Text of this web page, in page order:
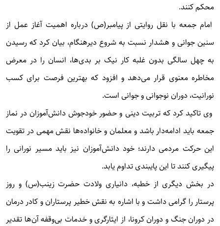
محکم کنند.
امام جمعه با نقل روایتی از پیامبر(ص) درباره اهمیت آغاز عمل از
سنین جوانی و هشدار نسبت به شروع دیرهنگام، بیان کرد که رسیدن
به چهل سالگی بدون غلبه کار نیک بر بدی‌ها، انسان را در معرض
مخاطره معنوی قرار می‌دهد و افزود که بهترین فرصت برای کسب
نورانیت، دوران نوجوانی و جوانی است.
وی تاکید کرد که تربیت دینی و حضور خودجوش دانش‌آموزان در نماز
جمعه باید ادامه‌دار باشد و معلمان و خانواده‌ها نقش مهمی در تقویت
این حرکت مردمی دارند؛ خود دانش‌آموزان نیز باید مسیر نورانی را
پیگیری کنند تا این پایبندی تداوم یابد.
در بخش دیگری از خطبه، دانیاری ولادت حضرت زینب(س) و روز
پرستار را گرامی داشت و با اشاره به نقش خطیر پرستاران و کادر درمان
در دوران جنگ و دوران کرونا، از ایثارگری و خدمات بی‌وقفه آن‌ها تقدیر